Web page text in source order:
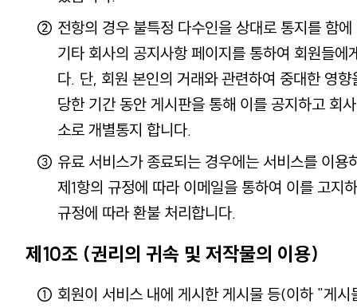
전항의 경우 불특정 다수인을 상대로 통지를 함
기타 회사의 공지사항 페이지를 통하여 회원들에
다. 단, 회원 본인의 거래와 관련하여 중대한 영
당한 기간 동안 게시판을 통해 이를 공지하고 회
소로 개별통지 합니다.
유료 서비스가 종료되는 경우에는 서비스를 이용
제1항의 규정에 따라 이메일을 통하여 이를 고지
규정에 따라 환불 처리합니다.
제10조 (권리의 귀속 및 저작물의 이용)
회원이 서비스 내에 게시한 게시물 등(이하 "게